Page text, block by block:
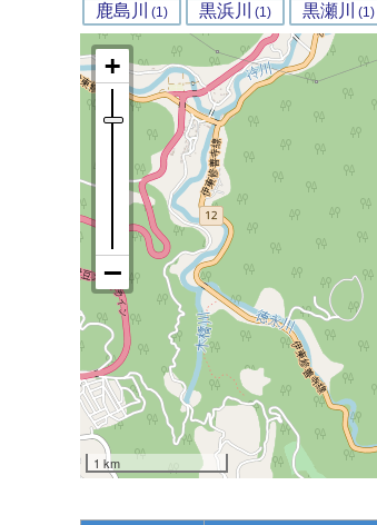
鹿島川 (1) 黒浜川 (1) 黒瀬川 (1)
1 km